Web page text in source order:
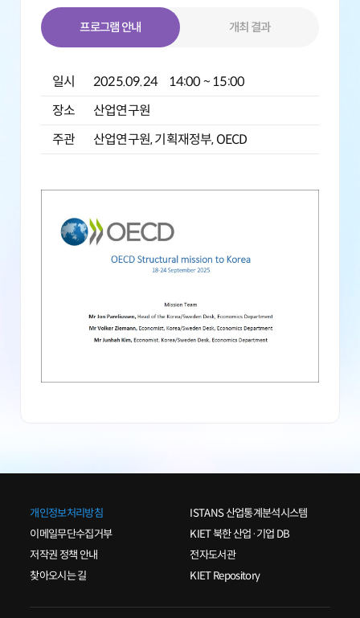
프로그램 안내 개최 결과
일시
2025.09.24 14:00 ~ 15:00
장소
산업연구원
주관
산업연구원, 기획재정부, OECD
개인정보처리방침
이메일무단수집거부
저작권 정책 안내
찾아오시는 길
ISTANS 산업통계분석시스템
KIET 북한 산업·기업 DB
전자도서관
KIET Repository